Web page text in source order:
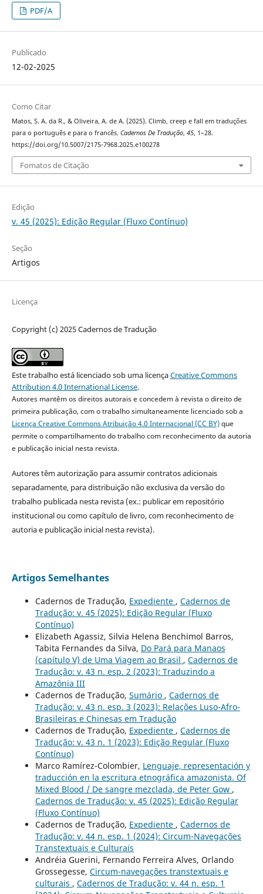
PDF/A
Publicado
12-02-2025
Como Citar
Matos, S. A. da R., & Oliveira, A. de A. (2025). Climb, creep e fall em traduções
para o português e para o francês. Cadernos De Tradução, 45, 1–28.
https://doi.org/10.5007/2175-7968.2025.e100278
Fomatos de Citação
Edição
v. 45 (2025): Edição Regular (Fluxo Contínuo)
Seção
Artigos
Licença
Copyright (c) 2025 Cadernos de Tradução
Este trabalho está licenciado sob uma licençaCreative Commons
Attribution 4.0 International License.
Autores mantêm os direitos autorais e concedem à revista o direito de
primeira publicação, com o trabalho simultaneamente licenciado sob a
Licença Creative Commons Atribuição 4.0 Internacional (CC BY)que
permite o compartilhamento do trabalho com reconhecimento da autoria
e publicação inicial nesta revista.
Autores têm autorização para assumir contratos adicionais
separadamente, para distribuição não exclusiva da versão do
trabalho publicada nesta revista (ex.: publicar em repositório
institucional ou como capítulo de livro, com reconhecimento de
autoria e publicação inicial nesta revista).
Artigos Semelhantes
Cadernos de Tradução, Expediente , Cadernos de
Tradução: v. 45 (2025): Edição Regular (Fluxo
Contínuo)
Elizabeth Agassiz, Silvia Helena Benchimol Barros,
Tabita Fernandes da Silva, Do Pará para Manaos
(capítulo V) de Uma Viagem ao Brasil , Cadernos de
Tradução: v. 43 n. esp. 2 (2023): Traduzindo a
Amazônia III
Cadernos de Tradução, Sumário , Cadernos de
Tradução: v. 43 n. esp. 3 (2023): Relações Luso-Afro-
Brasileiras e Chinesas em Tradução
Cadernos de Tradução, Expediente , Cadernos de
Tradução: v. 43 n. 1 (2023): Edição Regular (Fluxo
Contínuo)
Marco Ramírez-Colombier, Lenguaje, representación y
traducción en la escritura etnográfica amazonista. Of
Mixed Blood / De sangre mezclada, de Peter Gow ,
Cadernos de Tradução: v. 45 (2025): Edição Regular
(Fluxo Contínuo)
Cadernos de Tradução, Expediente , Cadernos de
Tradução: v. 44 n. esp. 1 (2024): Circum-Navegações
Transtextuais e Culturais
Andréia Guerini, Fernando Ferreira Alves, Orlando
Grossegesse, Circum-navegações transtextuais e
culturais , Cadernos de Tradução: v. 44 n. esp. 1